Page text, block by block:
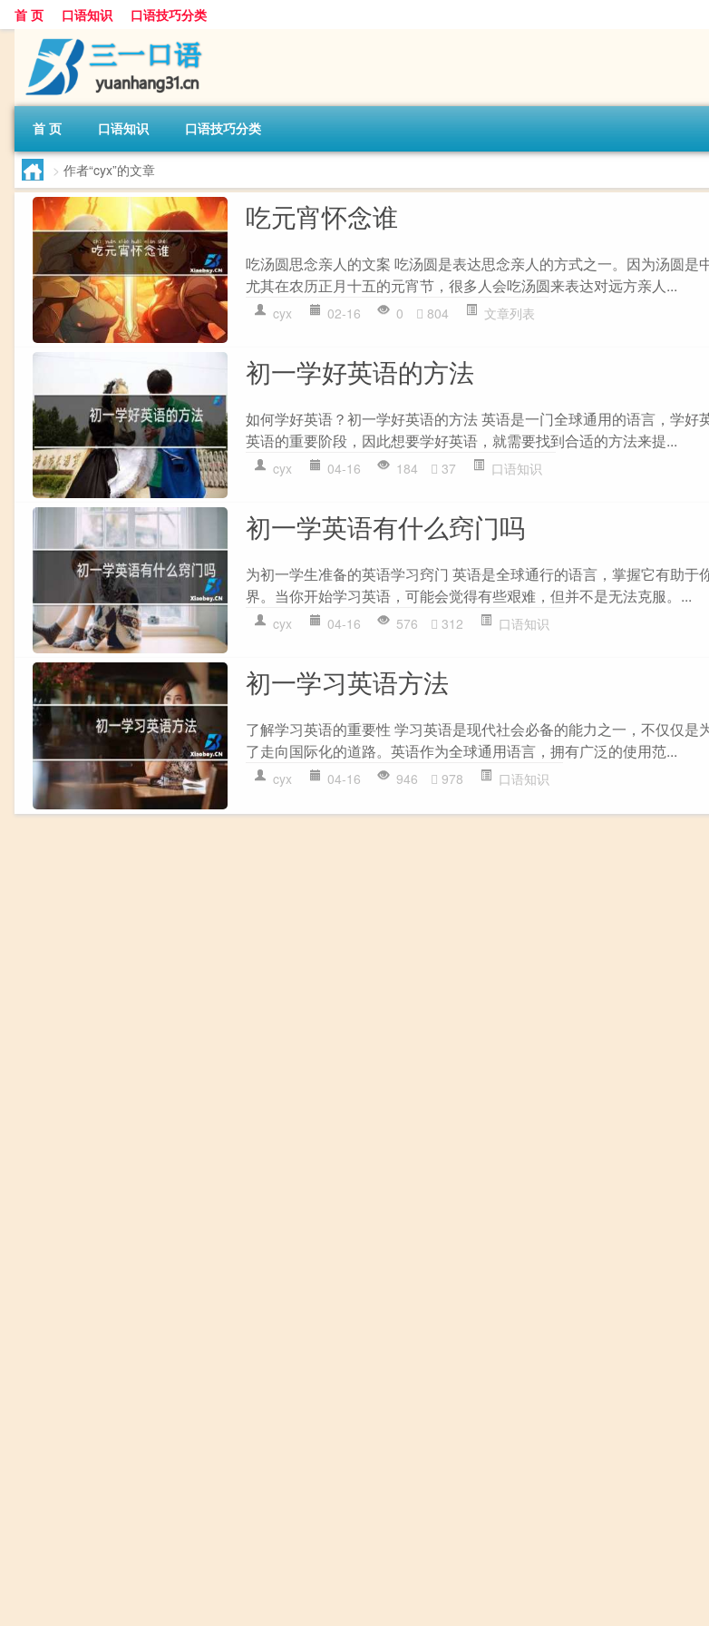
首 页 口语知识 口语技巧分类
首 页 口语知识 口语技巧分类
> 作者“cyx”的文章
吃元宵怀念谁
吃汤圆思念亲人的文案 吃汤圆是表达思念亲人的方式之一。因为汤圆是
尤其在农历正月十五的元宵节，很多人会吃汤圆来表达对远方亲人...
cyx 02-16 0 804 文章列表
初一学好英语的方法
如何学好英语？初一学好英语的方法 英语是一门全球通用的语言，学好
英语的重要阶段，因此想要学好英语，就需要找到合适的方法来提...
cyx 04-16 184 37 口语知识
初一学英语有什么窍门吗
为初一学生准备的英语学习窍门 英语是全球通行的语言，掌握它有助于
界。当你开始学习英语，可能会觉得有些艰难，但并不是无法克服。...
cyx 04-16 576 312 口语知识
初一学习英语方法
了解学习英语的重要性 学习英语是现代社会必备的能力之一，不仅仅是
了走向国际化的道路。英语作为全球通用语言，拥有广泛的使用范...
cyx 04-16 946 978 口语知识